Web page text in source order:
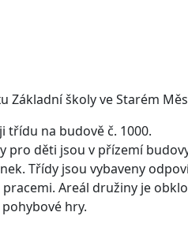
Základní školy ve Starém
třídu na budově č. 1000.
děti jsou v přízemí
Třídy jsou vybaveny
Areál družiny je
hry.